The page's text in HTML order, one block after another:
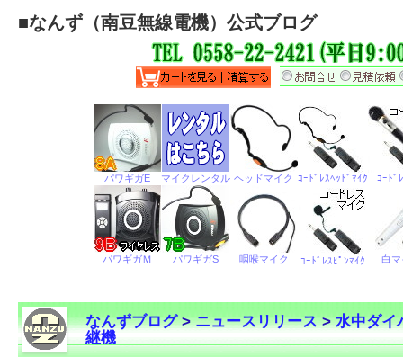
■なんず（南豆無線電機）公式ブログ
なんずブログ>ニュースリリース>水中ダイ
継機